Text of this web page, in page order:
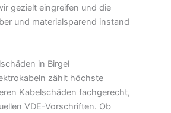
gezielt eingreifen und die
und materialsparend instand
in Birgel
zählt höchste
Kabelschäden fachgerecht,
VDE-Vorschriften. Ob